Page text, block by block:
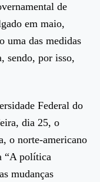
de
em maio,
uma das medidas
sendo, por isso,
Federal do
dia 25, o
o norte-americano
“A política
mudanças